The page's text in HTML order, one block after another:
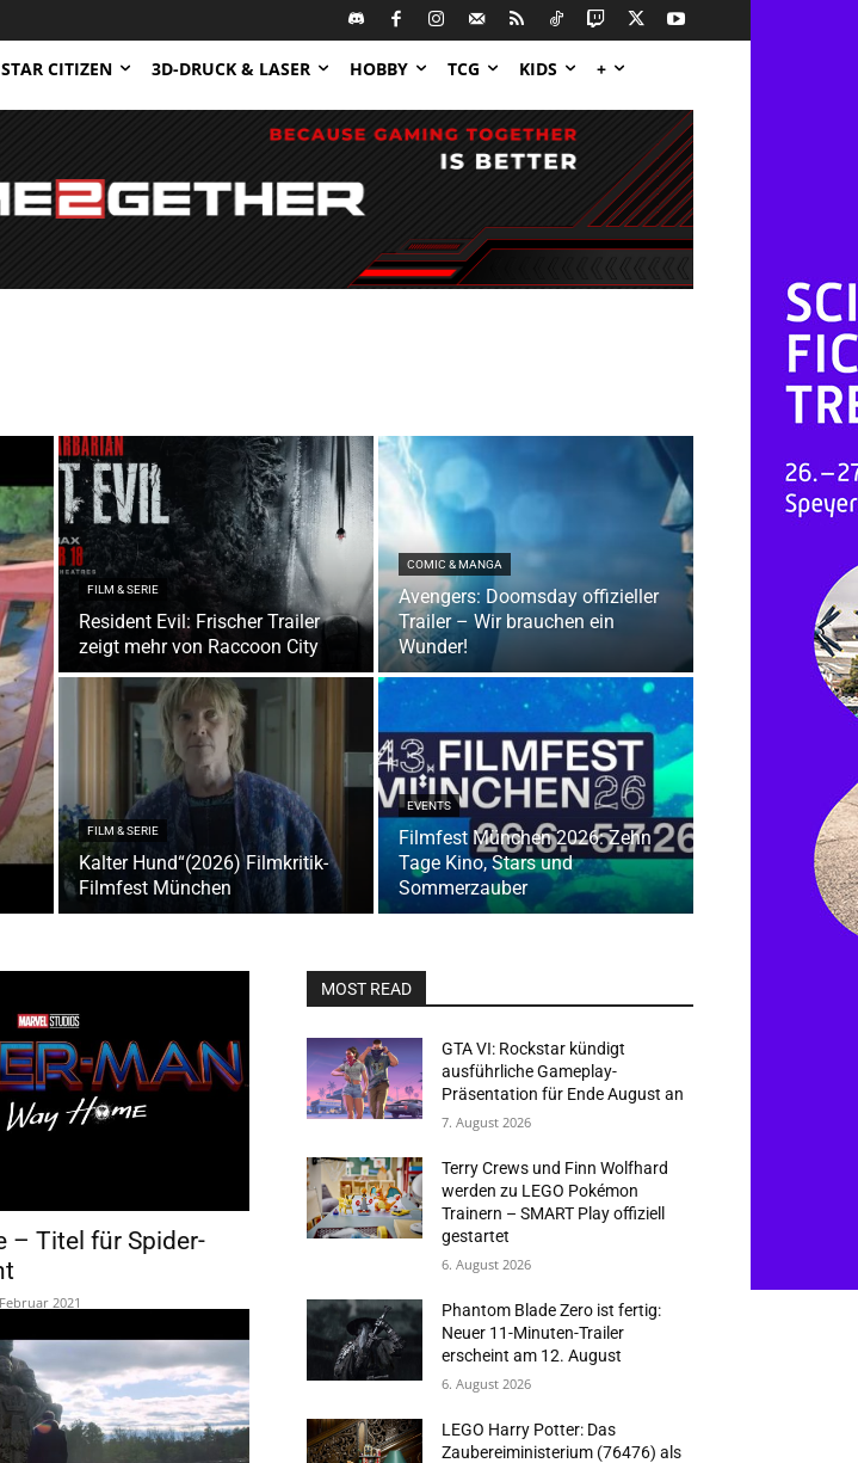
STAR CITIZEN 3D-DRUCK & LASER HOBBY TCG KIDS +
FILM & SERIE
Resident Evil: Frischer Trailer
zeigt mehr von Raccoon City
COMIC & MANGA
Avengers: Doomsday offizieller
Trailer – Wir brauchen ein
Wunder!
FILM & SERIE
Kalter Hund“(2026) Filmkritik-
Filmfest München
EVENTS
Filmfest München 2026: Zehn
Tage Kino, Stars und
Sommerzauber
– Titel für Spider-
2021
MOST READ
GTA VI: Rockstar kündigt
ausführliche Gameplay-
Präsentation für Ende August an
7. August 2026
Terry Crews und Finn Wolfhard
werden zu LEGO Pokémon
Trainern – SMART Play offiziell
gestartet
6. August 2026
Phantom Blade Zero ist fertig:
Neuer 11-Minuten-Trailer
erscheint am 12. August
6. August 2026
LEGO Harry Potter: Das
Zaubereiministerium (76476) als